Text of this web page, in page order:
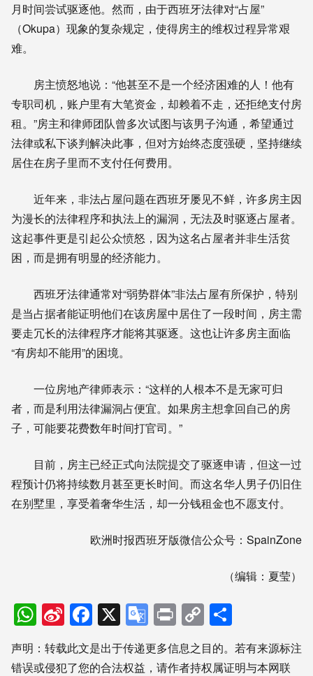
月时间尝试驱逐他。然而，由于西班牙法律对“占屋”
（Okupa）现象的复杂规定，使得房主的维权过程异常艰
难。
房主愤怒地说：“他甚至不是一个经济困难的人！他有
专职司机，账户里有大笔资金，却赖着不走，还拒绝支付房
租。”房主和律师团队曾多次试图与该男子沟通，希望通过
法律或私下谈判解决此事，但对方始终态度强硬，坚持继续
居住在房子里而不支付任何费用。
近年来，非法占屋问题在西班牙屡见不鲜，许多房主因
为漫长的法律程序和执法上的漏洞，无法及时驱逐占屋者。
这起事件更是引起公众愤怒，因为这名占屋者并非生活贫
困，而是拥有明显的经济能力。
西班牙法律通常对“弱势群体”非法占屋有所保护，特别
是当占据者能证明他们在该房屋中居住了一段时间，房主需
要走冗长的法律程序才能将其驱逐。这也让许多房主面临
“有房却不能用”的困境。
一位房地产律师表示：“这样的人根本不是无家可归
者，而是利用法律漏洞占便宜。如果房主想拿回自己的房
子，可能要花费数年时间打官司。”
目前，房主已经正式向法院提交了驱逐申请，但这一过
程预计仍将持续数月甚至更长时间。而这名华人男子仍旧住
在别墅里，享受着奢华生活，却一分钱租金也不愿支付。
欧洲时报西班牙版微信公众号：SpainZone
（编辑：夏莹）
WhatsApp
Sina
Weibo
Facebook
X Google
Translate
PrintCopy
Link享
声明：转载此文是出于传递更多信息之目的。若有来源标注
错误或侵犯了您的合法权益，请作者持权属证明与本网联